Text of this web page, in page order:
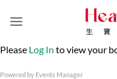
Please Log In to view your
Powered by Events Manager